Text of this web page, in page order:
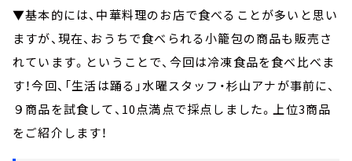
▼基本的には、中華料理のお店で食べることが多いと思い
ますが、現在、おうちで食べられる小籠包の商品も販売さ
れています。ということで、今回は冷凍食品を食べ比べま
す！今回、「生活は踊る」水曜スタッフ・杉山アナが事前に、
９商品を試食して、10点満点で採点しました。上位3商品
をご紹介します！